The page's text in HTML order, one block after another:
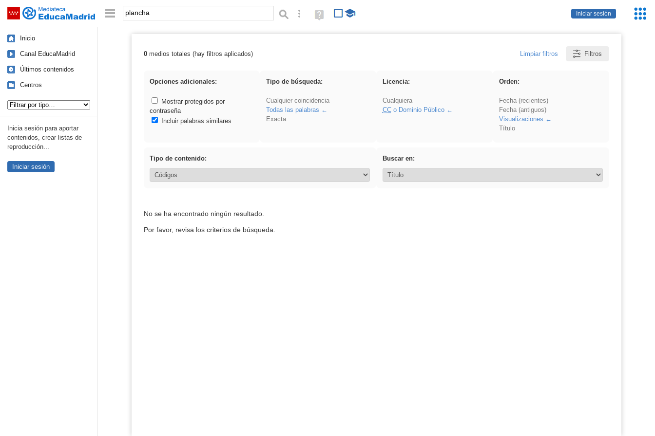
Saltar navegación
Iniciar sesión
Palabra o frase: Búsqueda avanzada
Ayuda
(en
Inicio
Canal EducaMadrid
Últimos contenidos
Centros
Inicia sesión para aportar
contenidos, crear listas de
reproducción...
Iniciar sesión
Resultados de: plancha
0medios totales (hay filtros aplicados) Limpiar filtros Filtros
Opciones adicionales:
Mostrar protegidos por
contraseña
Incluir palabras similares
Tipo de búsqueda:
Cualquier coincidencia
Todas las palabras
Exacta
Licencia:
Cualquiera
CCo Dominio Público
Orden:
Fecha (recientes)
Fecha (antiguos)
Visualizaciones
Título
Tipo de contenido: Buscar en:
No se ha encontrado ningún resultado.
Por favor, revisa los criterios de búsqueda.